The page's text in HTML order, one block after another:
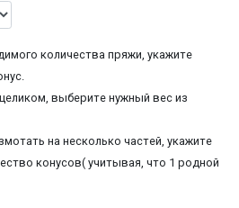
количества пряжи, укажите
выберите нужный вес из
на несколько частей, укажите
конусов( учитывая, что 1 родной